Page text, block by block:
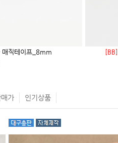
직테이프_8mm
[BB]
가 인기상품